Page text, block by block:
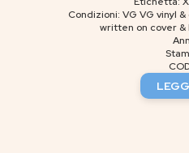
Condizioni: VG VG vinyl
written on cover &